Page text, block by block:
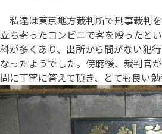
私達は東京地方裁判所で刑事裁判
立ち寄ったコンビニで客を殴ったと
科が多くあり、出所から間がない犯
なったようでした。傍聴後、裁判官
問に丁寧に答えて頂き、とても良い勉